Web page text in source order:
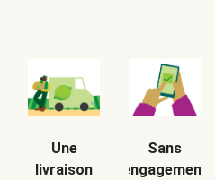
Une
livraison
Sans
engagement